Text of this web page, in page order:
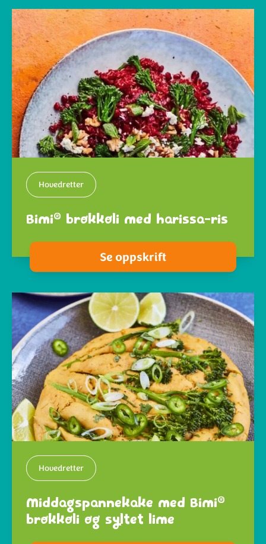
Hovedretter
Bimi® brokkoli med harissa-ris
Se oppskrift
Hovedretter
Middagspannekake med Bimi®
brokkoli og syltet lime